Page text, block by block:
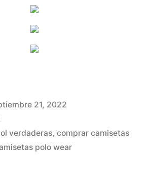
21, 2022
verdaderas, comprar camisetas
polo wear